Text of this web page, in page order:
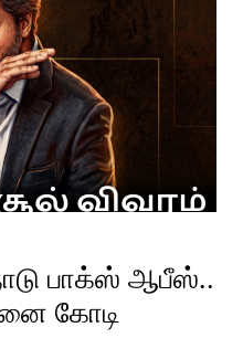
பாக்ஸ் ஆபீஸ்..
கோடி